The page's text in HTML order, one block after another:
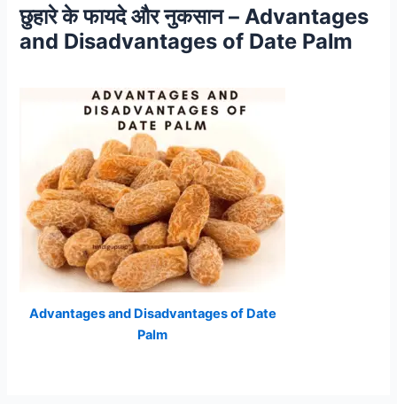
छुहारे के फायदे और नुकसान – Advantages
and Disadvantages of Date Palm
Advantages and Disadvantages of Date
Palm